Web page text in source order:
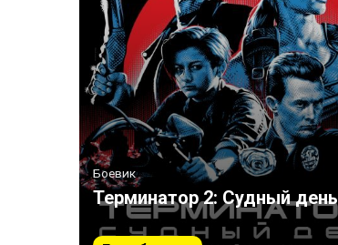
Боевик
Терминатор 2: Судный день